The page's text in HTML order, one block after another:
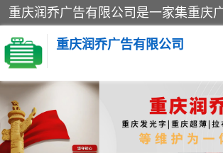
重庆润乔广告有限公司
招牌类 发光字类